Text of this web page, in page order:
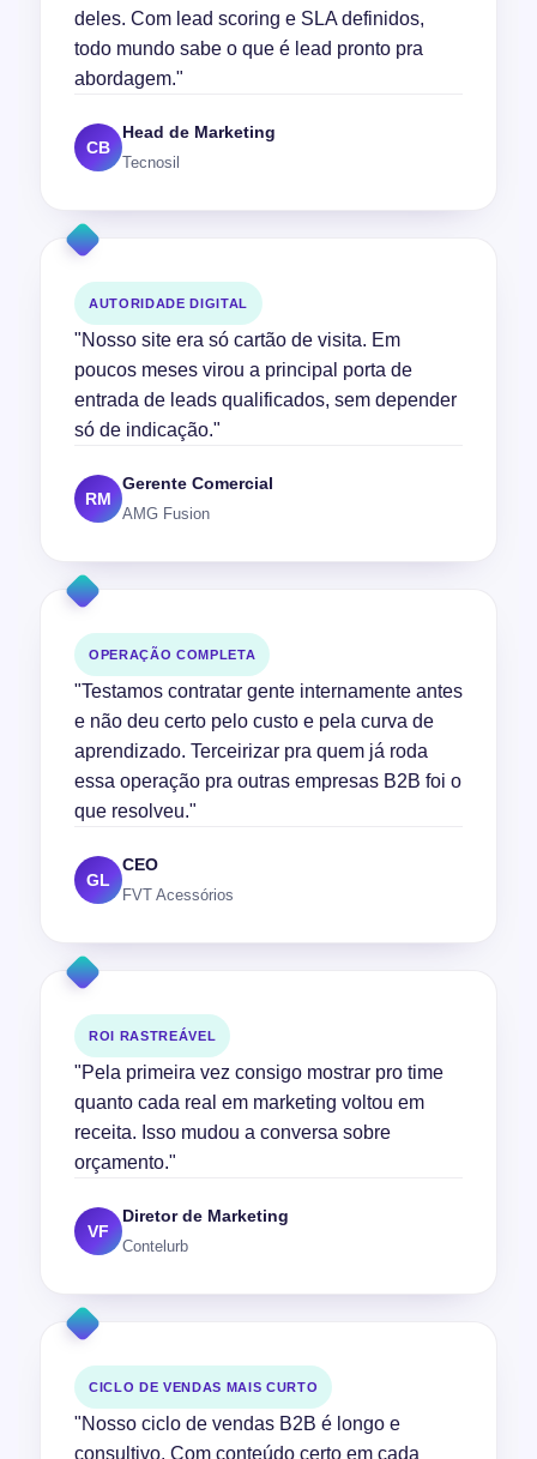
deles. Com lead scoring e SLA definidos,
todo mundo sabe o que é lead pronto pra
abordagem."
CB
Head de Marketing
Tecnosil
AUTORIDADE DIGITAL
"Nosso site era só cartão de visita. Em
poucos meses virou a principal porta de
entrada de leads qualificados, sem depender
só de indicação."
RM
Gerente Comercial
AMG Fusion
OPERAÇÃO COMPLETA
"Testamos contratar gente internamente antes
e não deu certo pelo custo e pela curva de
aprendizado. Terceirizar pra quem já roda
essa operação pra outras empresas B2B foi o
que resolveu."
GL
CEO
FVT Acessórios
ROI RASTREÁVEL
"Pela primeira vez consigo mostrar pro time
quanto cada real em marketing voltou em
receita. Isso mudou a conversa sobre
orçamento."
VF
Diretor de Marketing
Contelurb
CICLO DE VENDAS MAIS CURTO
"Nosso ciclo de vendas B2B é longo e
consultivo. Com conteúdo certo em cada